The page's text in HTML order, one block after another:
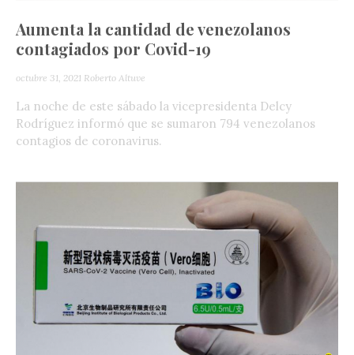
Aumenta la cantidad de venezolanos
contagiados por Covid-19
octubre 31, 2021 Roberto Altuve
La noche de este sábado la vicepresidenta Delcy
Rodríguez informó que se sumaron 794 venezolanos
contagios de coronavirus.